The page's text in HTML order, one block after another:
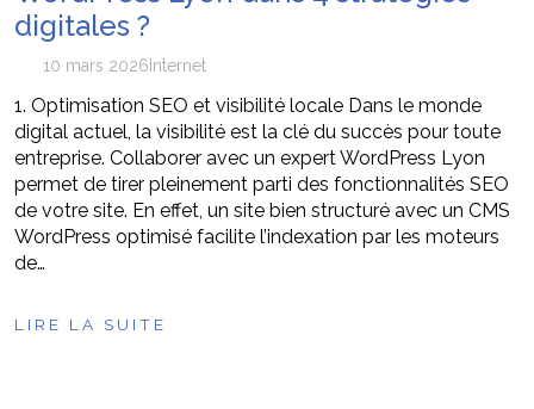
digitales ?
10 mars 2026 Internet
1. Optimisation SEO et visibilité locale Dans le monde
digital actuel, la visibilité est la clé du succès pour toute
entreprise. Collaborer avec un expert WordPress Lyon
permet de tirer pleinement parti des fonctionnalités SEO
de votre site. En effet, un site bien structuré avec un CMS
WordPress optimisé facilite l’indexation par les moteurs
de…
LIRE LA SUITE